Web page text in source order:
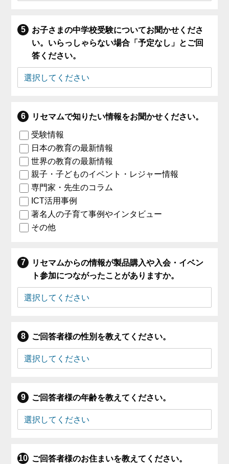
お子さまの中学校受験についてお聞かせくださ
い。いらっしゃらない場合「予定なし」とご回
答ください。
リセマムで知りたい情報をお聞かせください。
受験情報
日本の教育の最新情報
世界の教育の最新情報
親子・子どものイベント・レジャー情報
専門家・先生のコラム
ICT活用事例
著名人の子育て事例やインタビュー
その他
リセマムからの情報が製品購入や入会・イベン
ト参加につながったことがありますか。
ご回答者様の性別を教えてください。
ご回答者様の年齢を教えてください。
ご回答者様のお住まいを教えてください。